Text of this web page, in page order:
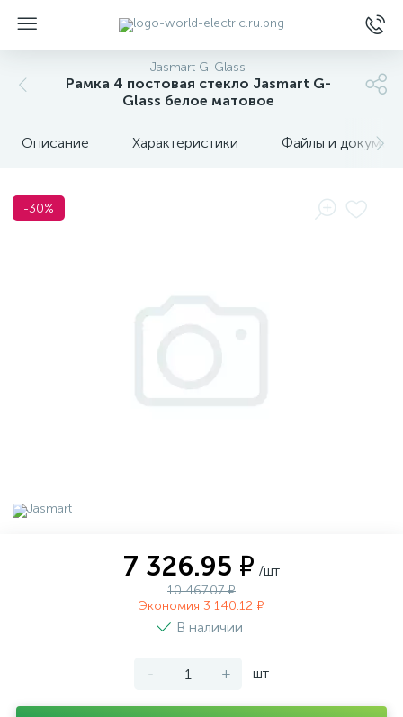
Jasmart G-Glass
Рамка 4 постовая стекло Jasmart G-
Glass белое матовое
Описание Характеристики Файлы и
-30%
7 326.95 ₽ /шт
10 467.07 ₽
Экономия 3 140.12 ₽
В наличии
- + шт